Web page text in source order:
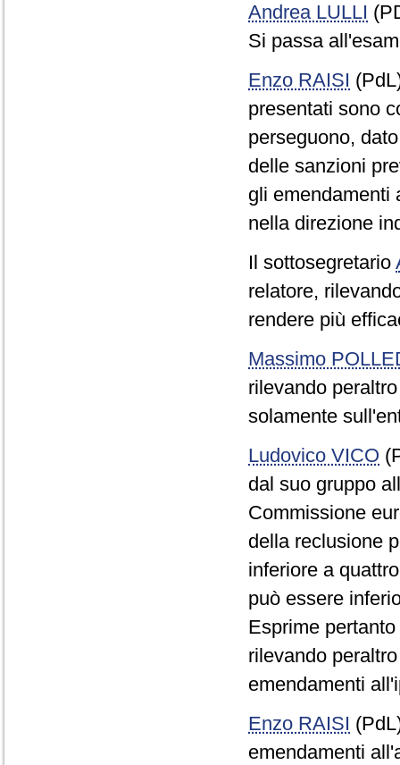
Andrea LULLI
Si passa
Enzo RAISI
presentati sono
perseguono,
delle sanzioni
gli emendamenti
nella direzione
Il sottosegretario
relatore,
rendere più
Massimo
rilevando
solamente
Ludovico VICO
dal suo gruppo
Commissione
della reclusione
inferiore a
può essere
Esprime
rilevando
emendamenti
Enzo RAISI
emendamenti